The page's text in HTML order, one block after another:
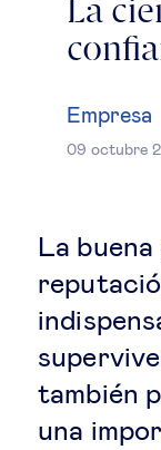
La
Empresa
09 octubre
La
también
una